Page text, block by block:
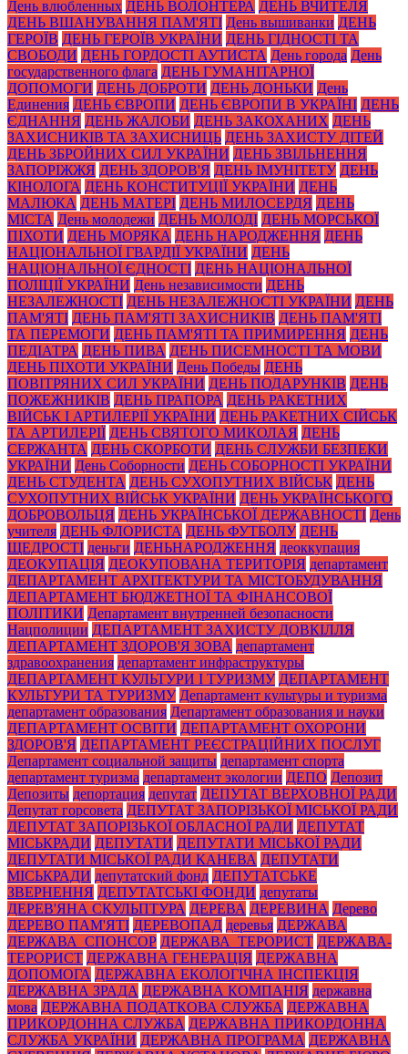
День влюбленных ДЕНЬ ВОЛОНТЕРА ДЕНЬ ВЧИТЕЛЯ
ДЕНЬ ВШАНУВАННЯ ПАМ'ЯТІ День вышиванки ДЕНЬ
ГЕРОЇВ ДЕНЬ ГЕРОЇВ УКРАЇНИ ДЕНЬ ГІДНОСТІ ТА
СВОБОДИ ДЕНЬ ГОРДОСТІ АУТИСТА День города День
государственного флага ДЕНЬ ГУМАНІТАРНОЇ
ДОПОМОГИ ДЕНЬ ДОБРОТИ ДЕНЬ ДОНЬКИ День
Единения ДЕНЬ ЄВРОПИ ДЕНЬ ЄВРОПИ В УКРАЇНІ ДЕНЬ
ЄДНАННЯ ДЕНЬ ЖАЛОБИ ДЕНЬ ЗАКОХАНИХ ДЕНЬ
ЗАХИСНИКІВ ТА ЗАХИСНИЦЬ ДЕНЬ ЗАХИСТУ ДІТЕЙ
ДЕНЬ ЗБРОЙНИХ СИЛ УКРАЇНИ ДЕНЬ ЗВІЛЬНЕННЯ
ЗАПОРІЖЖЯ ДЕНЬ ЗДОРОВ'Я ДЕНЬ ІМУНІТЕТУ ДЕНЬ
КІНОЛОГА ДЕНЬ КОНСТИТУЦІЇ УКРАЇНИ ДЕНЬ
МАЛЮКА ДЕНЬ МАТЕРІ ДЕНЬ МИЛОСЕРДЯ ДЕНЬ
МІСТА День молодежи ДЕНЬ МОЛОДІ ДЕНЬ МОРСЬКОЇ
ПІХОТИ ДЕНЬ МОРЯКА ДЕНЬ НАРОДЖЕННЯ ДЕНЬ
НАЦІОНАЛЬНОЇ ГВАРДІЇ УКРАЇНИ ДЕНЬ
НАЦІОНАЛЬНОЇ ЄДНОСТІ ДЕНЬ НАЦІОНАЛЬНОЇ
ПОЛІЦІЇ УКРАЇНИ День независимости ДЕНЬ
НЕЗАЛЕЖНОСТІ ДЕНЬ НЕЗАЛЕЖНОСТІ УКРАЇНИ ДЕНЬ
ПАМ'ЯТІ ДЕНЬ ПАМ'ЯТІ ЗАХИСНИКІВ ДЕНЬ ПАМ'ЯТІ
ТА ПЕРЕМОГИ ДЕНЬ ПАМ'ЯТІ ТА ПРИМИРЕННЯ ДЕНЬ
ПЕДІАТРА ДЕНЬ ПИВА ДЕНЬ ПИСЕМНОСТІ ТА МОВИ
ДЕНЬ ПІХОТИ УКРАЇНИ День Победы ДЕНЬ
ПОВІТРЯНИХ СИЛ УКРАЇНИ ДЕНЬ ПОДАРУНКІВ ДЕНЬ
ПОЖЕЖНИКІВ ДЕНЬ ПРАПОРА ДЕНЬ РАКЕТНИХ
ВІЙСЬК І АРТИЛЕРІЇ УКРАЇНИ ДЕНЬ РАКЕТНИХ СІЙСЬК
ТА АРТИЛЕРІЇ ДЕНЬ СВЯТОГО МИКОЛАЯ ДЕНЬ
СЕРЖАНТА ДЕНЬ СКОРБОТИ ДЕНЬ СЛУЖБИ БЕЗПЕКИ
УКРАЇНИ День Соборности ДЕНЬ СОБОРНОСТІ УКРАЇНИ
ДЕНЬ СТУДЕНТА ДЕНЬ СУХОПУТНИХ ВІЙСЬК ДЕНЬ
СУХОПУТНИХ ВІЙСЬК УКРАЇНИ ДЕНЬ УКРАЇНСЬКОГО
ДОБРОВОЛЬЦЯ ДЕНЬ УКРАЇНСЬКОЇ ДЕРЖАВНОСТІ День
учителя ДЕНЬ ФЛОРИСТА ДЕНЬ ФУТБОЛУ ДЕНЬ
ЩЕДРОСТІ деньги ДЕНЬНАРОДЖЕННЯ деоккупация
ДЕОКУПАЦІЯ ДЕОКУПОВАНА ТЕРИТОРІЯ департамент
ДЕПАРТАМЕНТ АРХІТЕКТУРИ ТА МІСТОБУДУВАННЯ
ДЕПАРТАМЕНТ БЮДЖЕТНОЇ ТА ФІНАНСОВОЇ
ПОЛІТИКИ Департамент внутренней безопасности
Нацполиции ДЕПАРТАМЕНТ ЗАХИСТУ ДОВКІЛЛЯ
ДЕПАРТАМЕНТ ЗДОРОВ'Я ЗОВА департамент
здравоохранения департамент инфраструктуры
ДЕПАРТАМЕНТ КУЛЬТУРИ І ТУРИЗМУ ДЕПАРТАМЕНТ
КУЛЬТУРИ ТА ТУРИЗМУ Департамент культуры и туризма
департамент образования Департамент образования и науки
ДЕПАРТАМЕНТ ОСВІТИ ДЕПАРТАМЕНТ ОХОРОНИ
ЗДОРОВ'Я ДЕПАРТАМЕНТ РЕЄСТРАЦІЙНИХ ПОСЛУГ
Департамент социальной защиты департамент спорта
департамент туризма департамент экологии ДЕПО Депозит
Депозиты депортация депутат ДЕПУТАТ ВЕРХОВНОЇ РАДИ
Депутат горсовета ДЕПУТАТ ЗАПОРІЗЬКОЇ МІСЬКОЇ РАДИ
ДЕПУТАТ ЗАПОРІЗЬКОЇ ОБЛАСНОЇ РАДИ ДЕПУТАТ
МІСЬКРАДИ ДЕПУТАТИ ДЕПУТАТИ МІСЬКОЇ РАДИ
ДЕПУТАТИ МІСЬКОЇ РАДИ КАНЕВА ДЕПУТАТИ
МІСЬКРАДИ депутатский фонд ДЕПУТАТСЬКЕ
ЗВЕРНЕННЯ ДЕПУТАТСЬКІ ФОНДИ депутаты
ДЕРЕВ'ЯНА СКУЛЬПТУРА ДЕРЕВА ДЕРЕВИНА Дерево
ДЕРЕВО ПАМ'ЯТІ ДЕРЕВОПАД деревья ДЕРЖАВА
ДЕРЖАВА_СПОНСОР ДЕРЖАВА_ТЕРОРИСТ ДЕРЖАВА-
ТЕРОРИСТ ДЕРЖАВНА ГЕНЕРАЦІЯ ДЕРЖАВНА
ДОПОМОГА ДЕРЖАВНА ЕКОЛОГІЧНА ІНСПЕКЦІЯ
ДЕРЖАВНА ЗРАДА ДЕРЖАВНА КОМПАНІЯ державна
мова ДЕРЖАВНА ПОДАТКОВА СЛУЖБА ДЕРЖАВНА
ПРИКОРДОННА СЛУЖБА ДЕРЖАВНА ПРИКОРДОННА
СЛУЖБА УКРАЇНИ ДЕРЖАВНА ПРОГРАМА ДЕРЖАВНА